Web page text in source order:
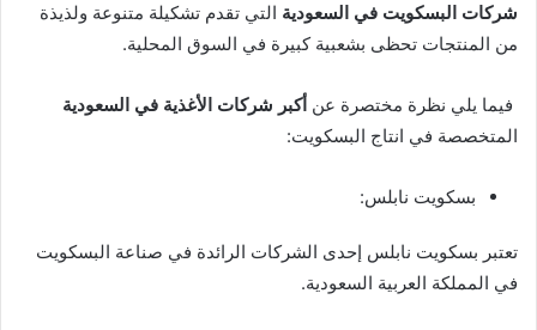
شركات البسكويت في السعودية التي تقدم تشكيلة متنوعة ولذيذة
من المنتجات تحظى بشعبية كبيرة في السوق المحلية.
فيما يلي نظرة مختصرة عن أكبر شركات الأغذية في السعودية
المتخصصة في انتاج البسكويت:
بسكويت نابلس:
تعتبر بسكويت نابلس إحدى الشركات الرائدة في صناعة البسكويت
في المملكة العربية السعودية.